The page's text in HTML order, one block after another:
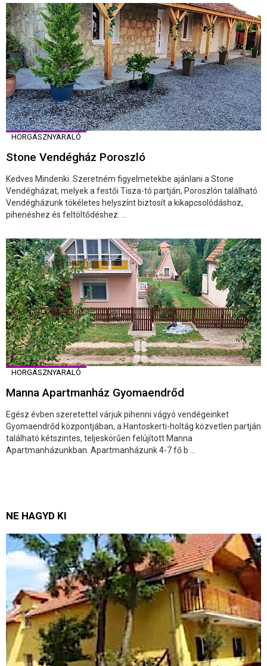
HORGÁSZNYARALÓ
Stone Vendégház Poroszló
Kedves Mindenki. Szeretném figyelmetekbe ajánlani a Stone
Vendégházat, melyek a festői Tisza-tó partján, Poroszlón található.
Vendégházunk tökéletes helyszínt biztosít a kikapcsolódáshoz,
pihenéshez és feltöltődéshez. ...
HORGÁSZNYARALÓ
Manna Apartmanház Gyomaendrőd
Egész évben szeretettel várjuk pihenni vágyó vendégeinket
Gyomaendrőd központjában, a Hantoskerti-holtág közvetlen partján
található kétszintes, teljeskörűen felújított Manna
Apartmanházunkban. Apartmanházunk 4-7 fő b ...
NE HAGYD KI